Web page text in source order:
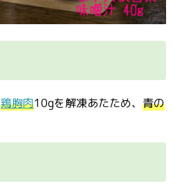
鶏胸肉10gを解凍あたため、 青の